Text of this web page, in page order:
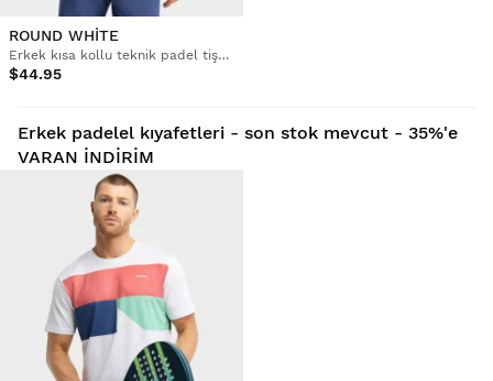
ROUND WHITE
Erkek kısa kollu teknik padel tişört
$44.95
Erkek padelel kıyafetleri - son stok mevcut - 35%'e
VARAN İNDİRİM